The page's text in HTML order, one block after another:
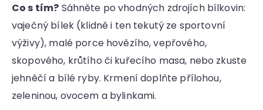
Co s tím? Sáhněte po vhodných zdrojích bílkovin:
vaječný bílek (klidně i ten tekutý ze sportovní
výživy), malé porce hovězího, vepřového,
skopového, krůtího či kuřecího masa, nebo zkuste
jehněčí a bílé ryby. Krmení doplňte přílohou,
zeleninou, ovocem a bylinkami.
D
o
p
o
r
u